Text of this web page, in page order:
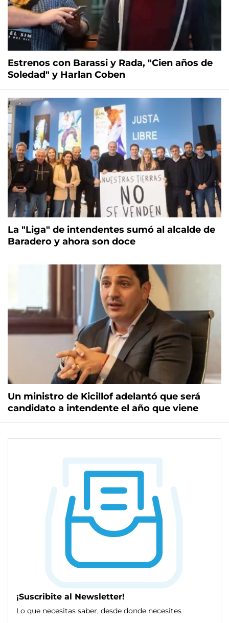
Estrenos con Barassi y Rada, "Cien años de
Soledad" y Harlan Coben
La "Liga" de intendentes sumó al alcalde de
Baradero y ahora son doce
Un ministro de Kicillof adelantó que será
candidato a intendente el año que viene
¡Suscribite al Newsletter!
Lo que necesitas saber, desde donde necesites